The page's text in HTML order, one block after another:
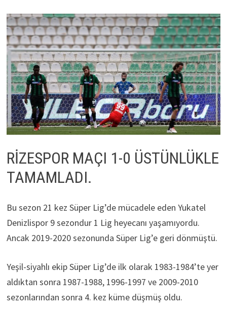
RİZESPOR MAÇI 1-0 ÜSTÜNLÜKLE
TAMAMLADI.
Bu sezon 21 kez Süper Lig’de mücadele eden Yukatel
Denizlispor 9 sezondur 1 Lig heyecanı yaşamıyordu.
Ancak 2019-2020 sezonunda Süper Lig’e geri dönmüştü.
Yeşil-siyahlı ekip Süper Lig’de ilk olarak 1983-1984’te yer
aldıktan sonra 1987-1988, 1996-1997 ve 2009-2010
sezonlarından sonra 4. kez küme düşmüş oldu.